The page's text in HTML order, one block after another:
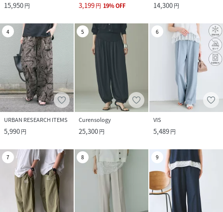
15,950円 3,199円 19%OFF 14,300円
4
URBAN RESEARCH ITEMS
5,990円
5
Curensology
25,300円
6
VIS
5,489円
7 8 9